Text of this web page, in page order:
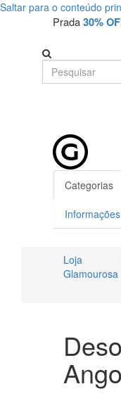
Saltar para o conteúdo
Prada30%
Categorias
Informações
Loja
Glamourosa